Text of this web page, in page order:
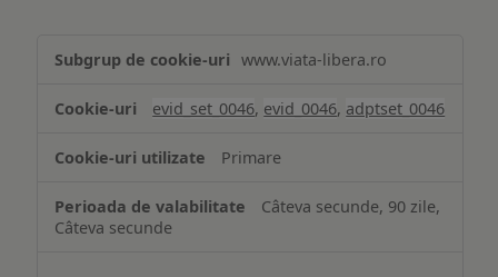
www.viata-libera.ro
evid_set_0046, evid_0046, adptset_0046
Primare
Câteva secunde, 90 zile,
Câteva secunde